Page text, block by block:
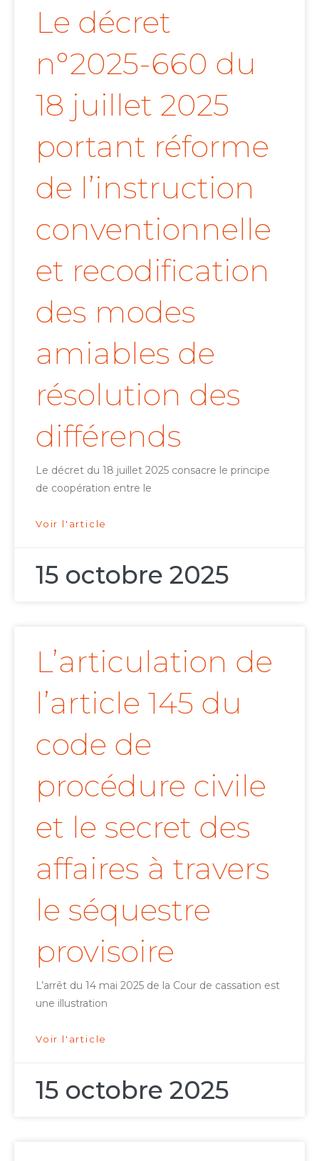
Le décret
n°2025-660 du
18 juillet 2025
portant réforme
de l’instruction
conventionnelle
et recodification
des modes
amiables de
résolution des
différends
Le décret du 18 juillet 2025 consacre le principe
de coopération entre le
Voir l'article
15 octobre 2025
L’articulation de
l’article 145 du
code de
procédure civile
et le secret des
affaires à travers
le séquestre
provisoire
L’arrêt du 14 mai 2025 de la Cour de cassation est
une illustration
Voir l'article
15 octobre 2025